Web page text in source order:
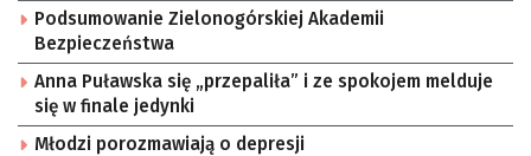
Podsumowanie Zielonogórskiej Akademii
Bezpieczeństwa
Anna Puławska się „przepaliła” i ze spokojem melduje
się w finale jedynki
Młodzi porozmawiają o depresji